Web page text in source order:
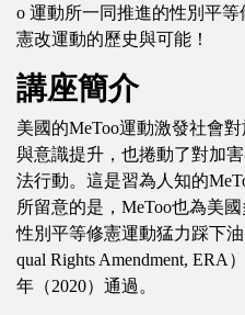
o 運動所一同推進的性別平
憲改運動的歷史與可能！
講座簡介
美國的MeToo運動激發社會
與意識提升，也捲動了對加
法行動。這是習為人知的
所留意的是，MeToo也為美
性別平等修憲運動猛力踩下
qual Rights Amendment,
年（2020）通過。